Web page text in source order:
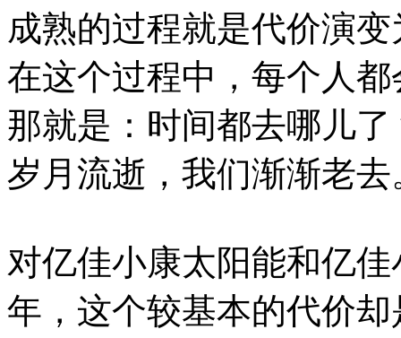
成熟的过程就是代价演
在这个过程中，每个人
那就是：时间都去哪儿了
岁月流逝，我们渐渐老去
对亿佳小康太阳能和亿
年，这个较基本的代价